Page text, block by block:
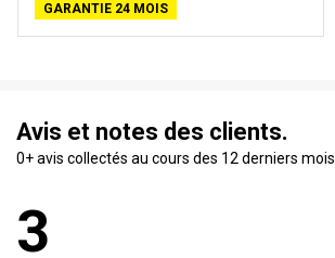
GARANTIE 24 MOIS
Avis et notes des clients.
0+ avis collectés au cours des 12 derniers mois.
3